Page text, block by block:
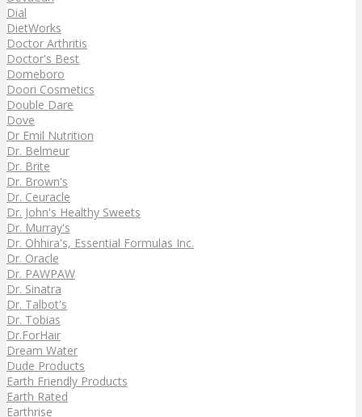
Dial
DietWorks
Doctor Arthritis
Doctor's Best
Domeboro
Doori Cosmetics
Double Dare
Dove
Dr Emil Nutrition
Dr. Belmeur
Dr. Brite
Dr. Brown's
Dr. Ceuracle
Dr. John's Healthy Sweets
Dr. Murray's
Dr. Ohhira's, Essential Formulas Inc.
Dr. Oracle
Dr. PAWPAW
Dr. Sinatra
Dr. Talbot's
Dr. Tobias
Dr.ForHair
Dream Water
Dude Products
Earth Friendly Products
Earth Rated
Earthrise